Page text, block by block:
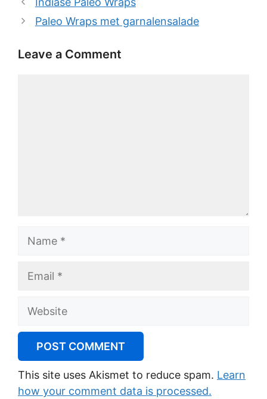
Paleo Wraps met garnalensalade
Leave a Comment
Website
This site uses Akismet to reduce spam. Learn
how your comment data is processed.